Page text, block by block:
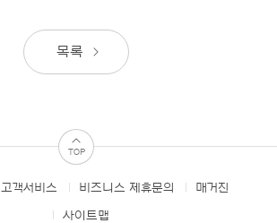
목록
TOP
고객서비스 비즈니스 제휴문의 매거진
사이트맵